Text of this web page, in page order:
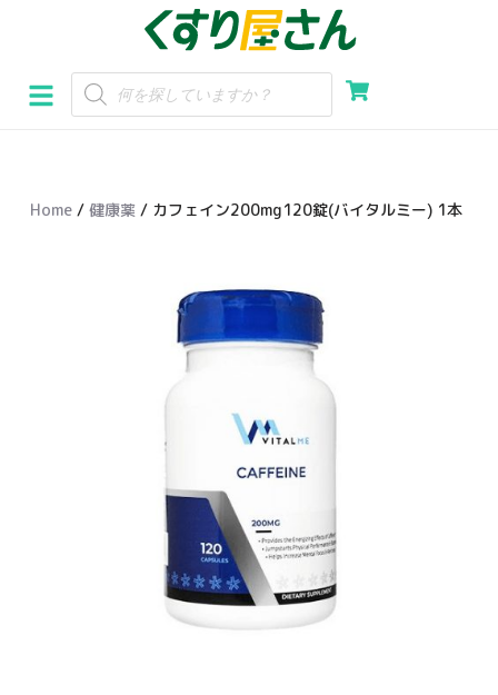
ン
テ
スHome / 健康薬 / カフェイン200mg120錠(バイタルミー) 1本